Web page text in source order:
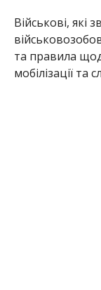
Військові, які
та правила
мобілізації та